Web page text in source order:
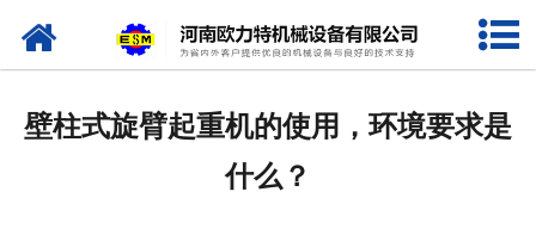
网站首页
壁柱式旋臂起重机的使用，环境要求是
什么？